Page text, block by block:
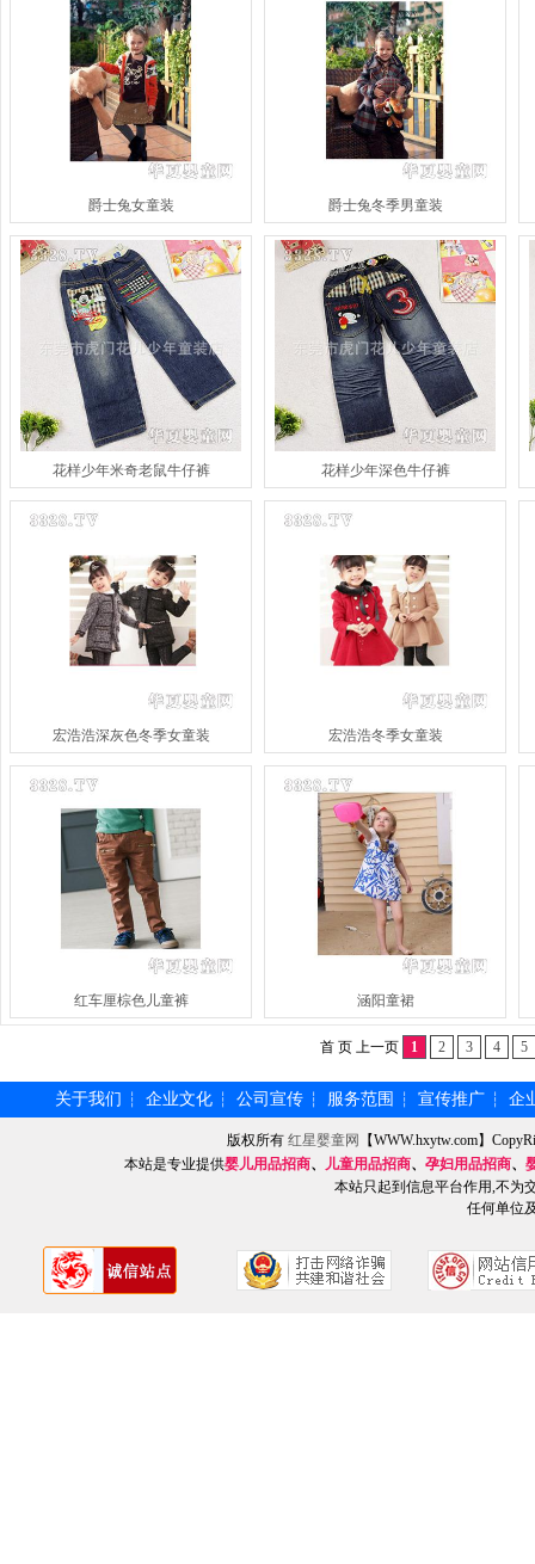
爵士兔女童装 爵士兔冬季男童装
花样少年米奇老鼠牛仔裤 花样少年深色牛仔裤
宏浩浩深灰色冬季女童装 宏浩浩冬季女童装
红车厘棕色儿童裤 涵阳童裙
首 页 上一页 1 2 3 4 5
关于我们 ┆ 企业文化 ┆ 公司宣传 ┆ 服务范围 ┆ 宣传推广 ┆ 企
版权所有 红星婴童网
【WWW.hxytw.com】
本站是专业提供婴儿用品招商、 儿童用品招商、 孕妇用品招商、
本站只起到信息平台作用,不为
任何单位